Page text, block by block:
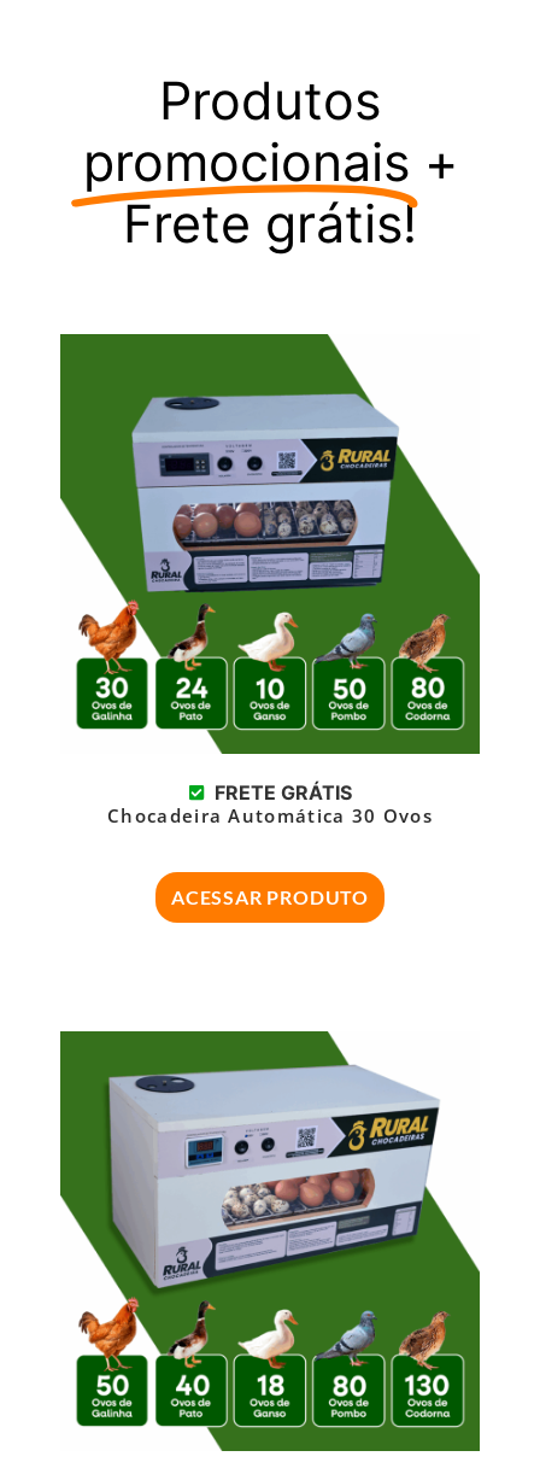
Produtos
promocionais +
Frete grátis!
FRETE GRÁTIS
Chocadeira Automática 30 Ovos
ACESSAR PRODUTO